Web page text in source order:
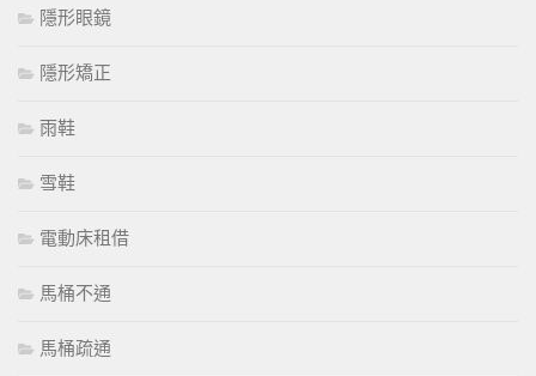
隱形眼鏡
隱形矯正
雨鞋
雪鞋
電動床租借
馬桶不通
馬桶疏通